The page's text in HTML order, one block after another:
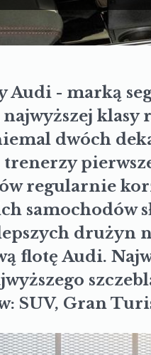
Audi - marką
klasy
dwóch
regularnie
samochodów
drużyn
flotę Audi.
SUV, Gran